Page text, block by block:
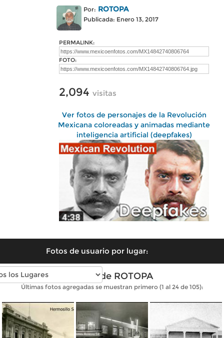
Por: ROTOPA
Publicada: Enero 13, 2017
PERMALINK:
FOTO:
2,094 visitas
Ver fotos de personajes de la Revolución
Mexicana coloreadas y animadas mediante
inteligencia artificial (deepfakes)
Fotos de usuario por lugar:
Fotos de ROTOPA
Últimas fotos agregadas se muestran primero (1 al 24 de 105):